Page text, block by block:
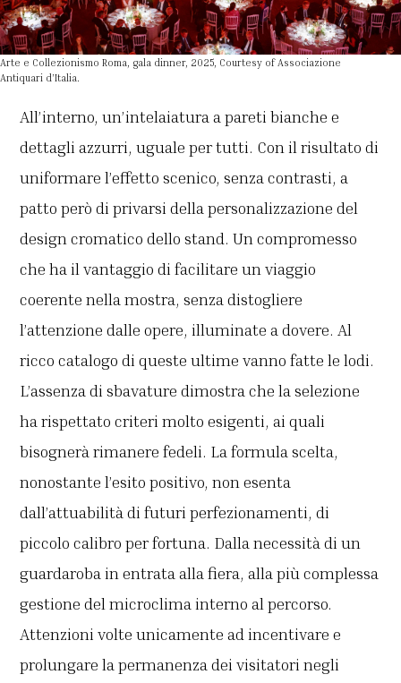
Arte e Collezionismo Roma, gala dinner, 2025, Courtesy of Associazione
Antiquari d’Italia.
All’interno, un’intelaiatura a pareti bianche e
dettagli azzurri, uguale per tutti. Con il risultato di
uniformare l’effetto scenico, senza contrasti, a
patto però di privarsi della personalizzazione del
design cromatico dello stand. Un compromesso
che ha il vantaggio di facilitare un viaggio
coerente nella mostra, senza distogliere
l’attenzione dalle opere, illuminate a dovere. Al
ricco catalogo di queste ultime vanno fatte le lodi.
L’assenza di sbavature dimostra che la selezione
ha rispettato criteri molto esigenti, ai quali
bisognerà rimanere fedeli. La formula scelta,
nonostante l’esito positivo, non esenta
dall’attuabilità di futuri perfezionamenti, di
piccolo calibro per fortuna. Dalla necessità di un
guardaroba in entrata alla fiera, alla più complessa
gestione del microclima interno al percorso.
Attenzioni volte unicamente ad incentivare e
prolungare la permanenza dei visitatori negli